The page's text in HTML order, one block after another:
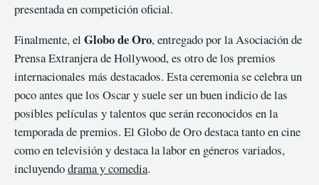
presentada en competición oficial.
Finalmente, el Globo de Oro, entregado por la Asociación de
Prensa Extranjera de Hollywood, es otro de los premios
internacionales más destacados. Esta ceremonia se celebra un
poco antes que los Oscar y suele ser un buen indicio de las
posibles películas y talentos que serán reconocidos en la
temporada de premios. El Globo de Oro destaca tanto en cine
como en televisión y destaca la labor en géneros variados,
incluyendodrama y comedia.